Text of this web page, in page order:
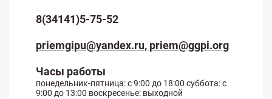
8(34141)5-75-52
priemgipu@yandex.ru, priem@ggpi.org
Часы работы
понедельник-пятница: с 9:00 до 18:00 суббота: с
9:00 до 13:00 воскресенье: выходной